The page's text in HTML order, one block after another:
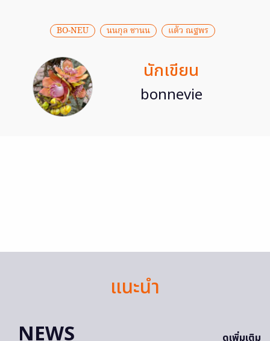
BO-NEU นนกุล ชานน แต้ว ณฐพร
นักเขียน
bonnevie
แนะนำ
NEWS
ดูเพิ่มเติม